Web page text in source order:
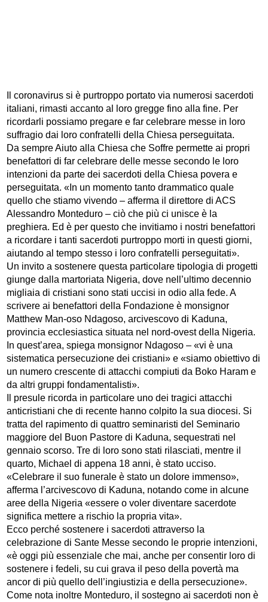
Il coronavirus si è purtroppo portato via numerosi sacerdoti
italiani, rimasti accanto al loro gregge fino alla fine. Per
ricordarli possiamo pregare e far celebrare messe in loro
suffragio dai loro confratelli della Chiesa perseguitata.
Da sempre Aiuto alla Chiesa che Soffre permette ai propri
benefattori di far celebrare delle messe secondo le loro
intenzioni da parte dei sacerdoti della Chiesa povera e
perseguitata. «In un momento tanto drammatico quale
quello che stiamo vivendo – afferma il direttore di ACS
Alessandro Monteduro – ciò che più ci unisce è la
preghiera. Ed è per questo che invitiamo i nostri benefattori
a ricordare i tanti sacerdoti purtroppo morti in questi giorni,
aiutando al tempo stesso i loro confratelli perseguitati».
Un invito a sostenere questa particolare tipologia di progetti
giunge dalla martoriata Nigeria, dove nell’ultimo decennio
migliaia di cristiani sono stati uccisi in odio alla fede. A
scrivere ai benefattori della Fondazione è monsignor
Matthew Man-oso Ndagoso, arcivescovo di Kaduna,
provincia ecclesiastica situata nel nord-ovest della Nigeria.
In quest’area, spiega monsignor Ndagoso – «vi è una
sistematica persecuzione dei cristiani» e «siamo obiettivo di
un numero crescente di attacchi compiuti da Boko Haram e
da altri gruppi fondamentalisti».
Il presule ricorda in particolare uno dei tragici attacchi
anticristiani che di recente hanno colpito la sua diocesi. Si
tratta del rapimento di quattro seminaristi del Seminario
maggiore del Buon Pastore di Kaduna, sequestrati nel
gennaio scorso. Tre di loro sono stati rilasciati, mentre il
quarto, Michael di appena 18 anni, è stato ucciso.
«Celebrare il suo funerale è stato un dolore immenso»,
afferma l’arcivescovo di Kaduna, notando come in alcune
aree della Nigeria «essere o voler diventare sacerdote
significa mettere a rischio la propria vita».
Ecco perché sostenere i sacerdoti attraverso la
celebrazione di Sante Messe secondo le proprie intenzioni,
«è oggi più essenziale che mai, anche per consentir loro di
sostenere i fedeli, su cui grava il peso della povertà ma
ancor di più quello dell’ingiustizia e della persecuzione».
Come nota inoltre Monteduro, il sostegno ai sacerdoti non è